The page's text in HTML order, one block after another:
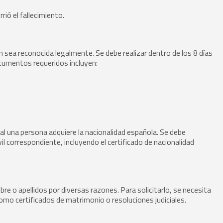
el fallecimiento.
reconocida legalmente. Se debe realizar dentro de los 8 días
requeridos incluyen:
persona adquiere la nacionalidad española. Se debe
incluyendo el certificado de nacionalidad
o apellidos por diversas razones. Para solicitarlo, se necesita
certificados de matrimonio o resoluciones judiciales.